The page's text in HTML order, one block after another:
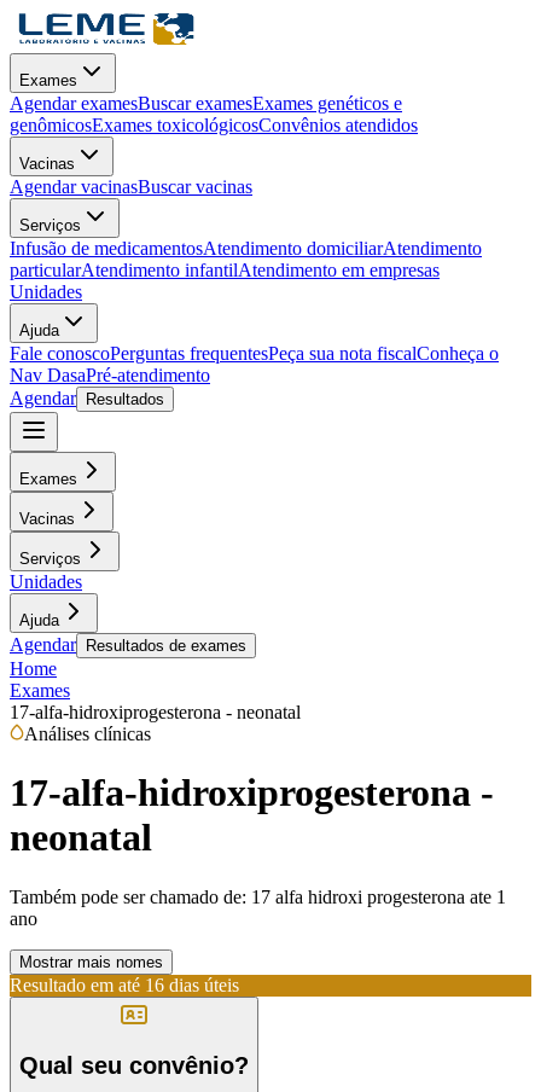
Exames
Agendar examesBuscar examesExames genéticos e
genômicosExames toxicológicosConvênios atendidos
Vacinas
Agendar vacinasBuscar vacinas
Serviços
Infusão de medicamentosAtendimento domiciliarAtendimento
particularAtendimento infantilAtendimento em empresas
Unidades
Ajuda
Fale conoscoPerguntas frequentesPeça sua nota fiscalConheça o
Nav DasaPré-atendimento
Agendar
Resultados
Exames
Vacinas
Serviços
Unidades
Ajuda
Agendar Resultados de exames
Home
Exames
17-alfa-hidroxiprogesterona - neonatal
Análises clínicas
17-alfa-hidroxiprogesterona -
neonatal
Também pode ser chamado de: 17 alfa hidroxi progesterona ate 1
ano
Mostrar mais nomes
Resultado em até 16 dias úteis
Qual seu convênio?